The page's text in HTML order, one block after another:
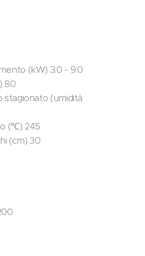
(kW) 3.0 - 9.0
80
(umidità
(℃) 245
(cm) 30